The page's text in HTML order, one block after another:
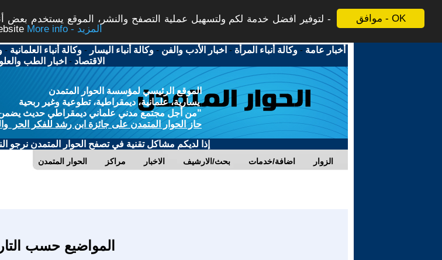
موافق - OK
لتوفير افضل خدمة لكم ولتسهيل عملية التصفح والنشر، الموقع يستخدم بعض
More info - المزيد
أخبار عامة -وكالة أنباء المرأة - اخبار الأدب والفن -وكالة أنباء اليسار -وكالة أنباء العلمانية -
الاقتصاد - اخبار الطب
الموقع الرئيسي لمؤسسة الحوار المتمدن
يسارية، علمانية، ديمقراطية، تطوعية وغير ربحية
"من أجل مجتمع مدني علماني ديمقراطي حديث يضمن
حاز الحوار المتمدن على جائزة ابن رشد للفكر الحر
إذا لديكم مشاكل تقنية في تصفح الحوار المتمدن نرجو
الحوار المتمدن مراكز الاخبار بحث/الارشيف اضافة/خدمات الزوار
المواضيع حسب